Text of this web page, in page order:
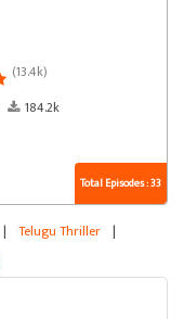
(13.4k)
184.2k
Total Episodes : 33
| Telugu Thriller |